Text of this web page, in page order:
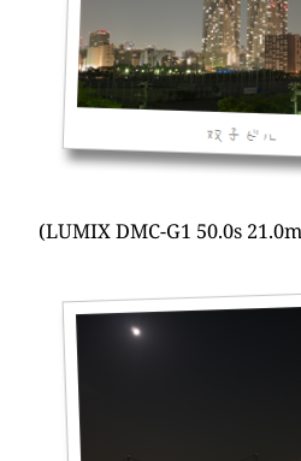
(LUMIX DMC-G1 50.0s